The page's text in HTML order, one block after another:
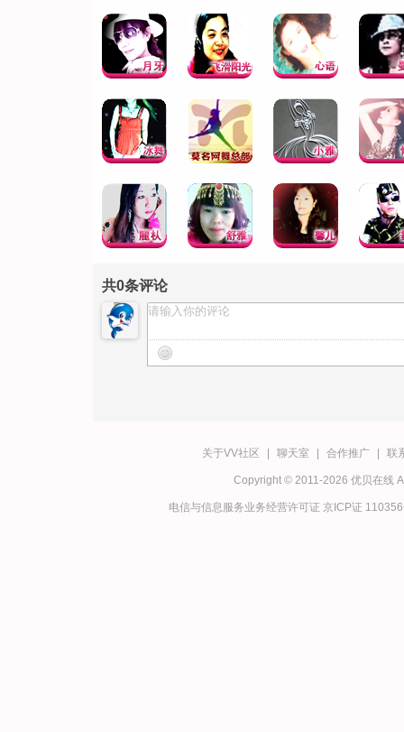
共0条评论
关于VV社区 聊天室 合作推广 联
Copyright © 2011-2026 优贝在线
电信与信息服务业务经营许可证 京ICP证